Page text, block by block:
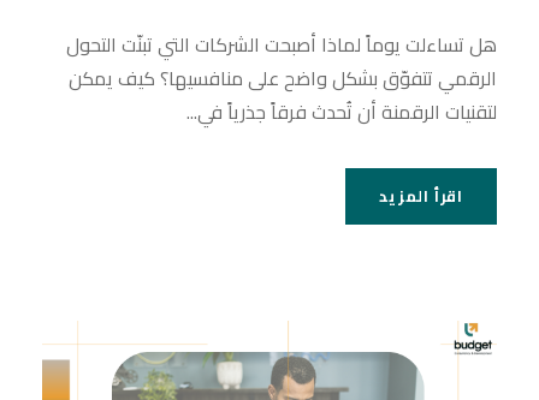
هل تساءلت يوماً لماذا أصبحت الشركات التي تبنّت التحول
الرقمي تتفوّق بشكل واضح على منافسيها؟ كيف يمكن
لتقنيات الرقمنة أن تُحدث فرقاً جذرياً في...
اقرأ المزيد